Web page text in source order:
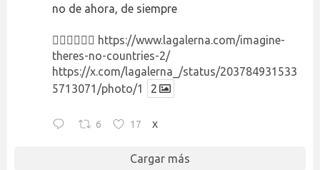
no de ahora, de siempre
👉🏻👉🏻👉🏻 https://www.lagalerna.com/imagine-
theres-no-countries-2/
https://x.com/lagalerna_/status/203784931533
5713071/photo/1
2
6 17 X
Cargar más